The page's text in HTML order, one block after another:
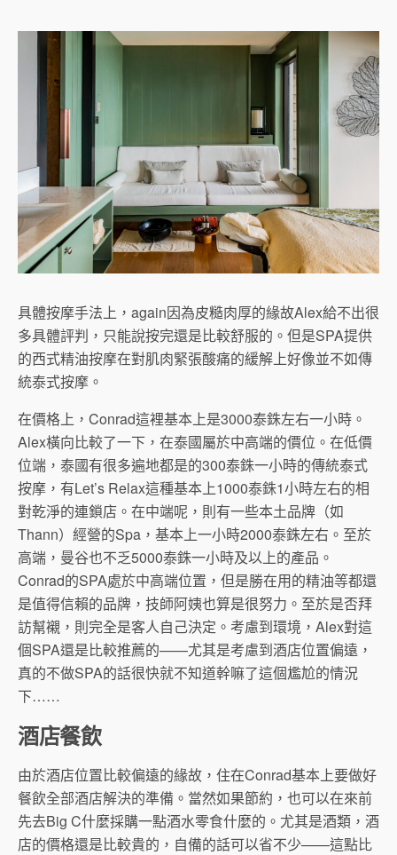
具體按摩手法上，again因為皮糙肉厚的緣故Alex給不出很
多具體評判，只能說按完還是比較舒服的。但是SPA提供
的西式精油按摩在對肌肉緊張酸痛的緩解上好像並不如傳
統泰式按摩。
在價格上，Conrad這裡基本上是3000泰銖左右一小時。
Alex橫向比較了一下，在泰國屬於中高端的價位。在低價
位端，泰國有很多遍地都是的300泰銖一小時的傳統泰式
按摩，有Let’s Relax這種基本上1000泰銖1小時左右的相
對乾淨的連鎖店。在中端呢，則有一些本土品牌（如
Thann）經營的Spa，基本上一小時2000泰銖左右。至於
高端，曼谷也不乏5000泰銖一小時及以上的產品。
Conrad的SPA處於中高端位置，但是勝在用的精油等都還
是值得信賴的品牌，技師阿姨也算是很努力。至於是否拜
訪幫襯，則完全是客人自己決定。考慮到環境，Alex對這
個SPA還是比較推薦的——尤其是考慮到酒店位置偏遠，
真的不做SPA的話很快就不知道幹嘛了這個尷尬的情況
下……
酒店餐飲
由於酒店位置比較偏遠的緣故，住在Conrad基本上要做好
餐飲全部酒店解決的準備。當然如果節約，也可以在來前
先去Big C什麼採購一點酒水零食什麼的。尤其是酒類，酒
店的價格還是比較貴的，自備的話可以省不少——這點比